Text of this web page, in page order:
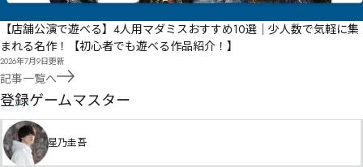
【店舗公演で遊べる】4人用マダミスおすすめ10選｜少人数で気軽に集
まれる名作！【初心者でも遊べる作品紹介！】
2026年7月9日更新
記事一覧へ
GM
登録ゲームマスター
星乃圭吾